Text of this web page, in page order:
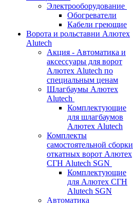
Электрооборудование
Обогреватели
Кабели греющие
Ворота и рольставни Алютех
Alutech
Акция - Автоматика и
аксессуары для ворот
Алютех Alutech по
специальным ценам
Шлагбаумы Алютех
Alutech
Комплектующие
для шлагбаумов
Алютех Alutech
Комплекты
самостоятельной сборки
откатных ворот Алютех
СГН Alutech SGN
Комплектующие
для Алютех СГН
Alutech SGN
Автоматика